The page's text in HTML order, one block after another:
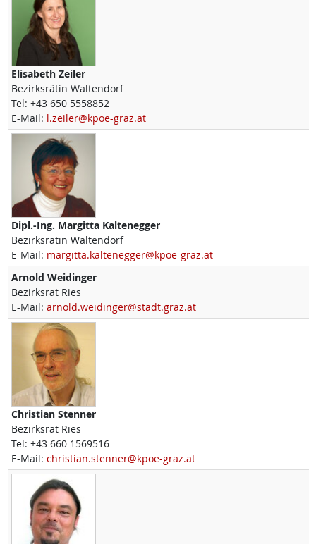
Elisabeth Zeiler
Bezirksrätin Waltendorf
Tel: +43 650 5558852
E-Mail: l.zeiler@kpoe-graz.at
Dipl.-Ing. Margitta Kaltenegger
Bezirksrätin Waltendorf
E-Mail: margitta.kaltenegger@kpoe-graz.at
Arnold Weidinger
Bezirksrat Ries
E-Mail: arnold.weidinger@stadt.graz.at
Christian Stenner
Bezirksrat Ries
Tel: +43 660 1569516
E-Mail: christian.stenner@kpoe-graz.at